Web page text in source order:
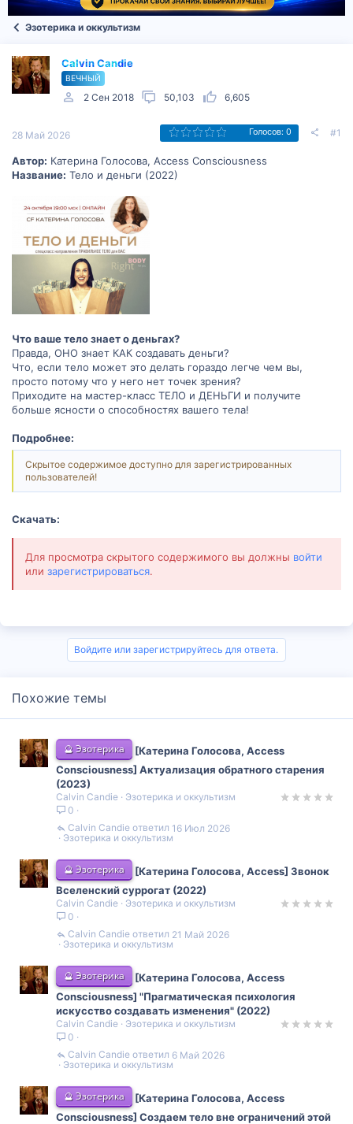
Эзотерика и оккультизм
Calvin Candie
ВЕЧНЫЙ
2 Сен 2018 50,103 6,605
28 Май 2026 Голосов: 0 #1
Автор: Катерина Голосова, Access Consciousness
Название: Тело и деньги (2022)
Что ваше тело знает о деньгах?
️Правда, ОНО знает КАК создавать деньги?
️Что, если тело может это делать гораздо легче чем вы,
просто потому что у него нет точек зрения?
Приходите на мастер-класс ТЕЛО и ДЕНЬГИ и получите
больше ясности о способностях вашего тела!
Подробнее:
Скрытое содержимое доступно для зарегистрированных
пользователей!
Скачать:
Для просмотра скрытого содержимого вы должны войти
или зарегистрироваться.
Войдите или зарегистрируйтесь для ответа.
Похожие темы
🔮 Эзотерика
[Катерина Голосова, Access
Consciousness] Актуализация обратного старения
(2023)
Calvin Candie
Эзотерика и оккультизм
0
Эзотерика и оккультизм
16 Июл 2026
Calvin Candie
🔮 Эзотерика
[Катерина Голосова, Access] Звонок
Вселенский суррогат (2022)
Calvin Candie
Эзотерика и оккультизм
0
Эзотерика и оккультизм
21 Май 2026
Calvin Candie
🔮 Эзотерика
[Катерина Голосова, Access
Consciousness] "Прагматическая психология
искусство создавать изменения" (2022)
Calvin Candie
Эзотерика и оккультизм
0
Эзотерика и оккультизм
6 Май 2026
Calvin Candie
🔮 Эзотерика
[Катерина Голосова, Access
Consciousness] Создаем тело вне ограничений этой